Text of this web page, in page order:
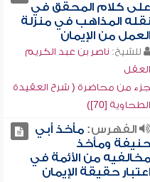
على كلام المحقق في
نقله المذاهب في منزلة
العمل من الإيمان
للشيخ: ناصر بن عبد الكريم
العقل
جزء من محاضرة ( شرح العقيدة
الطحاوية [70])
الفهرس:مأخذ أبي
حنيفة ومأخذ
مخالفيه من الأئمة في
اعتبار حقيقة الإيمان